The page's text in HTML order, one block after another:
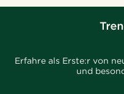
Erfahre als Erste:r von
und